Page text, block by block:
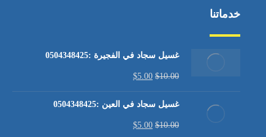
خدماتنا
غسيل سجاد في الفجيرة :0504348425
$10.00
$5.00
غسيل سجاد في العين :0504348425
$10.00
$5.00